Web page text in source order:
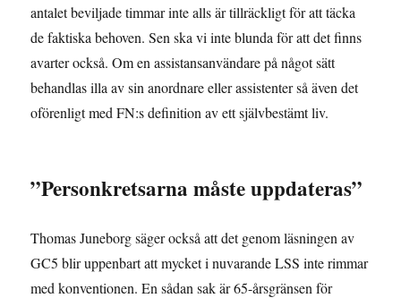
antalet beviljade timmar inte alls är tillräckligt för att täcka
de faktiska behoven. Sen ska vi inte blunda för att det finns
avarter också. Om en assistansanvändare på något sätt
behandlas illa av sin anordnare eller assistenter så även det
oförenligt med FN:s definition av ett självbestämt liv.
”Personkretsarna måste uppdateras”
Thomas Juneborg säger också att det genom läsningen av
GC5 blir uppenbart att mycket i nuvarande LSS inte rimmar
med konventionen. En sådan sak är 65-årsgränsen för